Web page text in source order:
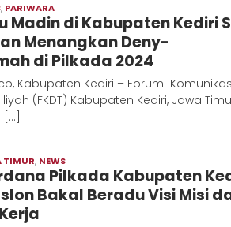
, PARIWARA
Hadi
Madin di Kabupaten Kediri
Menangkan Deny-
di Pilkada 2024
Kabupaten Kediri – Forum
(FKDT) Kabupaten Kediri, Jawa
[…]
TIMUR, NEWS
Hadi
Pilkada Kabupaten
Bakal Beradu Visi Misi